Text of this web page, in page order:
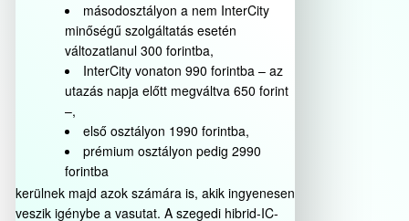
másodosztályon a nem InterCity
minőségű szolgáltatás esetén
változatlanul 300 forintba,
InterCity vonaton 990 forintba – az
utazás napja előtt megváltva 650 forint
–,
első osztályon 1990 forintba,
prémium osztályon pedig 2990
forintba
kerülnek majd azok számára is, akik ingyenesen
veszik igénybe a vasutat. A szegedi hibrid-IC-